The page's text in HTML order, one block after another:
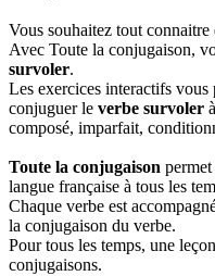
Vous souhaitez tout
Avec Toute la conjugaison,
survoler.
Les exercices interactifs
conjuguer le verbe survoler
composé, imparfait,
Toute la conjugaison
langue française à tous les
Chaque verbe est
la conjugaison du verbe.
Pour tous les temps, une
conjugaisons.